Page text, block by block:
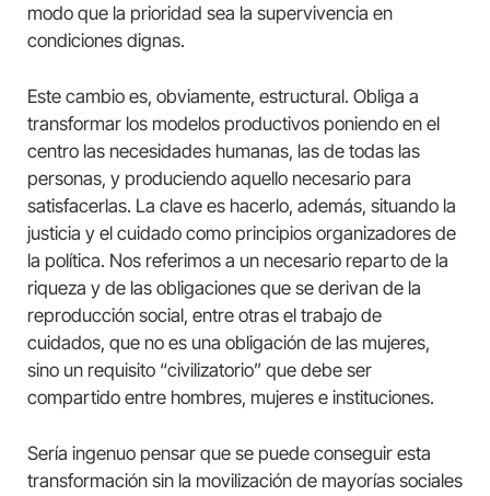
modo que la prioridad sea la supervivencia en
condiciones dignas.
Este cambio es, obviamente, estructural. Obliga a
transformar los modelos productivos poniendo en el
centro las necesidades humanas, las de todas las
personas, y produciendo aquello necesario para
satisfacerlas. La clave es hacerlo, además, situando la
justicia y el cuidado como principios organizadores de
la política. Nos referimos a un necesario reparto de la
riqueza y de las obligaciones que se derivan de la
reproducción social, entre otras el trabajo de
cuidados, que no es una obligación de las mujeres,
sino un requisito “civilizatorio” que debe ser
compartido entre hombres, mujeres e instituciones.
Sería ingenuo pensar que se puede conseguir esta
transformación sin la movilización de mayorías sociales